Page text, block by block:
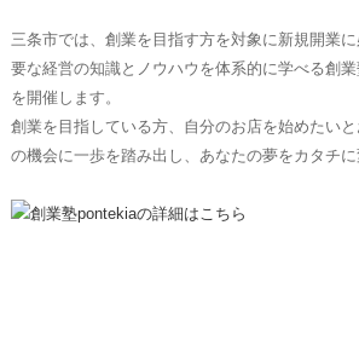
三条市では、創業を目指す方を対象に新規開業
要な経営の知識とノウハウを体系的に学べる創
を開催します。
創業を目指している方、自分のお店を始めたい
の機会に一歩を踏み出し、あなたの夢をカタチに